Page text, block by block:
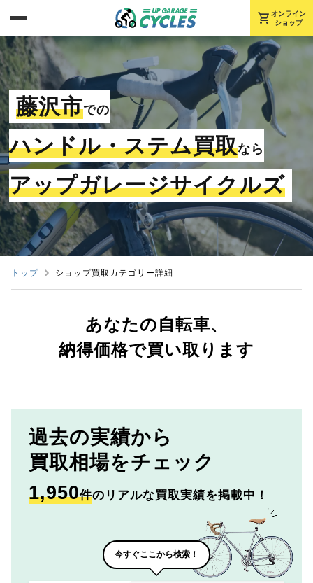
shopping_cart オンライン
ショップ
藤沢市での
ハンドル・ステム買取なら
アップガレージサイクルズ
トップ ショップ買取カテゴリー詳細
あなたの自転車、
納得価格で買い取ります
過去の実績から
買取相場をチェック
1,950件のリアルな買取実績を掲載中！
今すぐここから検索！